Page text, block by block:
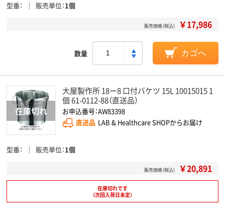
型番 販売単位 1個
販売価格（税込） ￥17,986
数量 カゴへ
大屋製作所 18ー8 口付バケツ 15L 10015015 1
個 61-0112-88（直送品）
お申込番号：AW83398
直送品 LAB & Healthcare SHOPからお届け
型番 販売単位 1個
販売価格（税込） ￥20,891
在庫切れです
（次回入荷日未定）